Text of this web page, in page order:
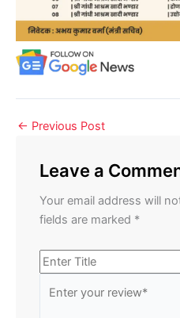
← Previous Post
Leave a
Your email address will
fields are marked *